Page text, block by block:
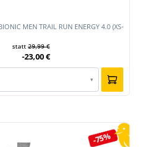
MEN TRAIL RUN ENERGY 4.0 (XS-
statt29,99 €
-23,00 €
▾
-75%